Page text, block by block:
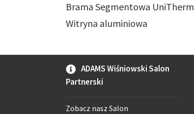
Brama Segmentowa UniTherm
Witryna aluminiowa
ADAMS Wiśniowski Salon
Partnerski
Zobacz nasz Salon